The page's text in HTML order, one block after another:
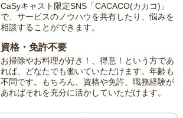
CaSyキャスト限定SNS「CACACO(カカコ)」
で、サービスのノウハウを共有したり、悩みを
相談することができます。
資格・免許不要
お掃除やお料理が好き！、得意！という方であ
れば、どなたでも働いていただけます。年齢も
不問です。もちろん、資格や免許、職務経験が
あればそれを充分に活かしていただけます。